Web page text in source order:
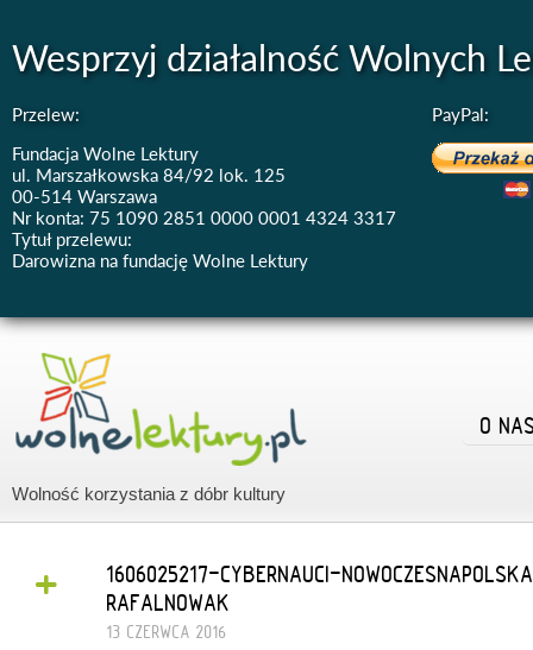
Wesprzyj działalność Wolnych
Przelew:
Fundacja Wolne Lektury
ul. Marszałkowska 84/92 lok. 125
00-514 Warszawa
Nr konta: 75 1090 2851 0000 0001 4324 3317
Tytuł przelewu:
Darowizna na fundację Wolne Lektury
PayPal:
Wolność korzystania z dóbr kultury
O
+
1606025217-CYBERNAUCI-
RAFALNOWAK
13 CZERWCA 2016